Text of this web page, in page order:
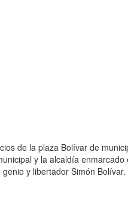
de la plaza Bolívar de
y la alcaldía
genio y libertador Simón